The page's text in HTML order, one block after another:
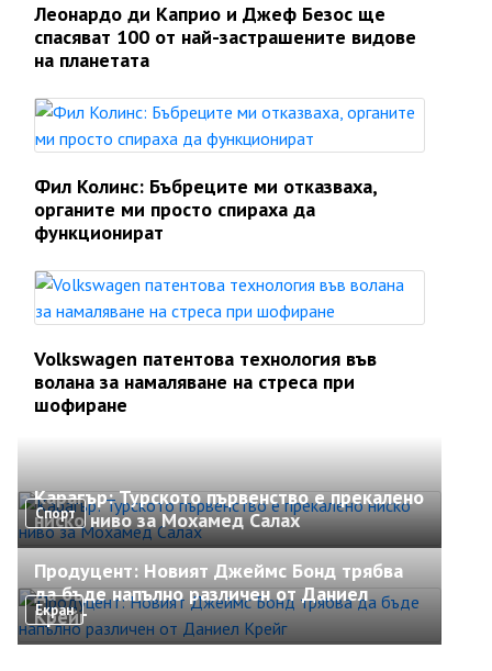
Леонардо ди Каприо и Джеф Безос ще
спасяват 100 от най-застрашените видове
на планетата
Фил Колинс: Бъбреците ми отказваха,
органите ми просто спираха да
функционират
Volkswagen патентова технология във
волана за намаляване на стреса при
шофиране
Спорт
Карагър: Турското първенство е прекалено
ниско ниво за Мохамед Салах
Екран
Продуцент: Новият Джеймс Бонд трябва
да бъде напълно различен от Даниел
Крейг